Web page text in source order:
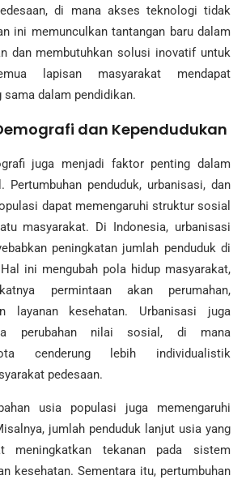
di mana akses teknologi tidak
ini memunculkan tantangan baru dalam
dan membutuhkan solusi inovatif untuk
lapisan masyarakat mendapat
sama dalam pendidikan.
dan Kependudukan
juga menjadi faktor penting dalam
Pertumbuhan penduduk, urbanisasi, dan
dapat memengaruhi struktur sosial
masyarakat. Di Indonesia, urbanisasi
peningkatan jumlah penduduk di
ini mengubah pola hidup masyarakat,
permintaan akan perumahan,
layanan kesehatan. Urbanisasi juga
perubahan nilai sosial, di mana
cenderung lebih individualistik
pedesaan.
usia populasi juga memengaruhi
jumlah penduduk lanjut usia yang
meningkatkan tekanan pada sistem
kesehatan. Sementara itu, pertumbuhan